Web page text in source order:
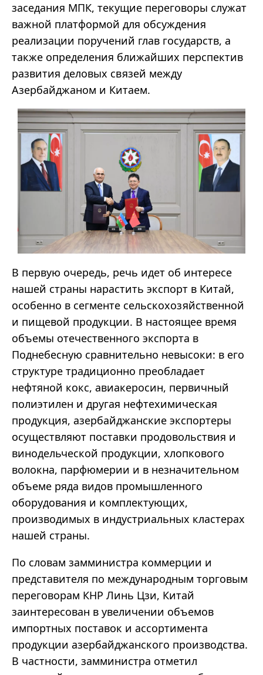
заседания МПК, текущие переговоры служат
важной платформой для обсуждения
реализации поручений глав государств, а
также определения ближайших перспектив
развития деловых связей между
Азербайджаном и Китаем.
В первую очередь, речь идет об интересе
нашей страны нарастить экспорт в Китай,
особенно в сегменте сельскохозяйственной
и пищевой продукции. В настоящее время
объемы отечественного экспорта в
Поднебесную сравнительно невысоки: в его
структуре традиционно преобладает
нефтяной кокс, авиакеросин, первичный
полиэтилен и другая нефтехимическая
продукция, азербайджанские экспортеры
осуществляют поставки продовольствия и
винодельческой продукции, хлопкового
волокна, парфюмерии и в незначительном
объеме ряда видов промышленного
оборудования и комплектующих,
производимых в индустриальных кластерах
нашей страны.
По словам замминистра коммерции и
представителя по международным торговым
переговорам КНР Линь Цзи, Китай
заинтересован в увеличении объемов
импортных поставок и ассортимента
продукции азербайджанского производства.
В частности, замминистра отметил